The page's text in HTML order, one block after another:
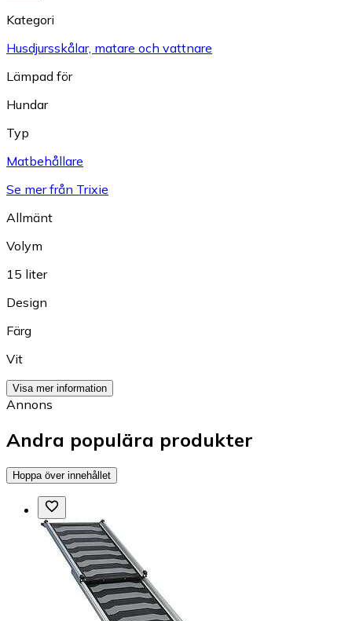
Kategori
Husdjursskålar, matare och vattnare
Lämpad för
Hundar
Typ
Matbehållare
Se mer från Trixie
Allmänt
Volym
15 liter
Design
Färg
Vit
Visa mer information
Annons
Andra populära produkter
Hoppa över innehållet